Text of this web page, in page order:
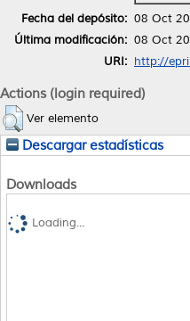
Fecha del depósito: 08 Oct
Última modificación: 08 Oct
URI: http://
Actions (login required)
Ver elemento
Descargar estadísticas
Downloads
Loading...